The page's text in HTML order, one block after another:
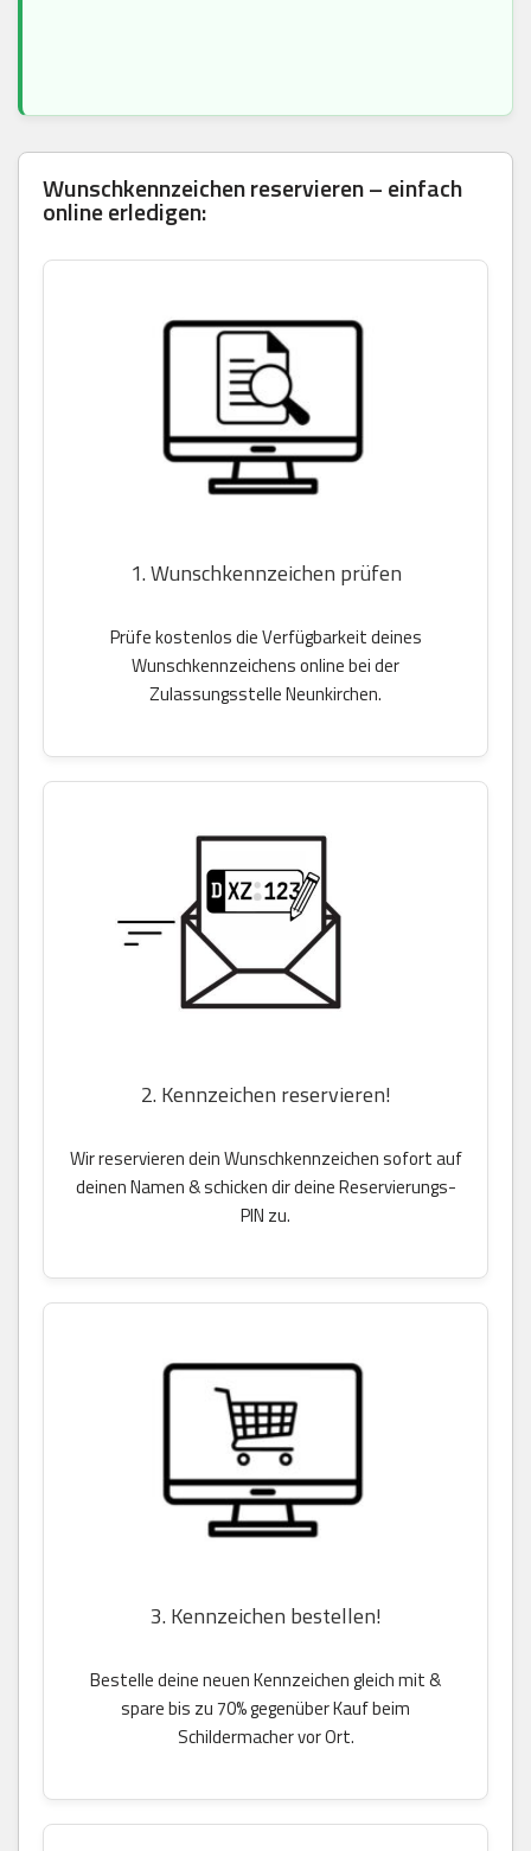
Wunschkennzeichen reservieren – einfach
online erledigen:
1. Wunschkennzeichen prüfen
Prüfe kostenlos die Verfügbarkeit deines
Wunschkennzeichens online bei der
Zulassungsstelle Neunkirchen.
2. Kennzeichen reservieren!
Wir reservieren dein Wunschkennzeichen sofort auf
deinen Namen & schicken dir deine Reservierungs-
PIN zu.
3. Kennzeichen bestellen!
Bestelle deine neuen Kennzeichen gleich mit &
spare bis zu 70% gegenüber Kauf beim
Schildermacher vor Ort.